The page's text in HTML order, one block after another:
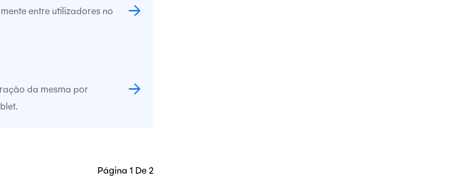
entre utilizadores no
da mesma por
Página 1 De 2